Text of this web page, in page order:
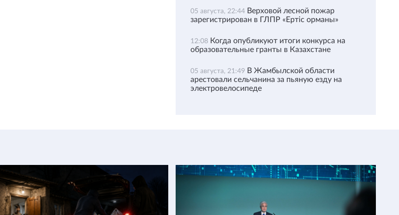
05 августа, 22:44 Верховой лесной пожар
зарегистрирован в ГЛПР «Ертіс орманы»
12:08 Когда опубликуют итоги конкурса на
образовательные гранты в Казахстане
05 августа, 21:49 В Жамбылской области
арестовали сельчанина за пьяную езду на
электровелосипеде